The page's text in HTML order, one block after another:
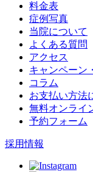
料金表
症例写真
当院について
よくある質問
アクセス
キャンペーン
コラム
お支払い方法
無料オンライ
予約フォーム
採用情報